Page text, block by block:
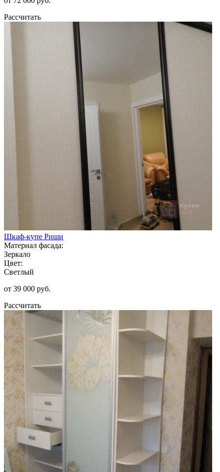
Рассчитать
Шкаф-купе Риши
Материал фасада:
Зеркало
Цвет:
Светлый
от 39 000 руб.
Рассчитать